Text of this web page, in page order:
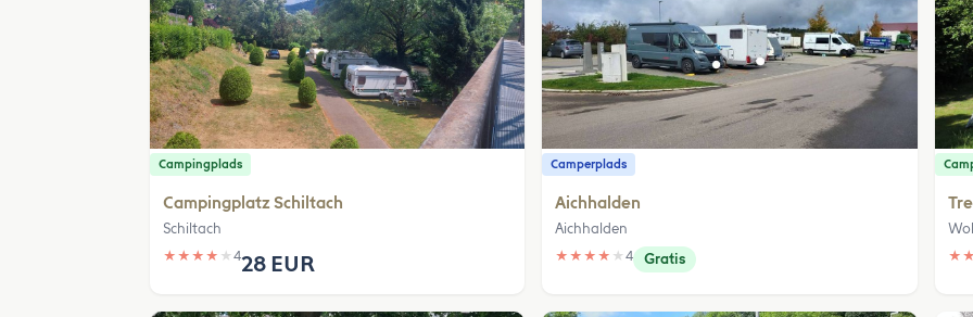
Campingplads
Campingplatz Schiltach
Schiltach
★ ★ ★ ★ ★ 428 EUR
Camperplads
Aichhalden
Aichhalden
★ ★ ★ ★ ★4 Gratis ★